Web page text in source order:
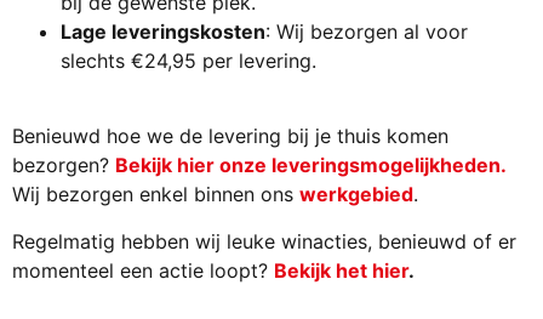
Lage leveringskosten: Wij bezorgen al voor
slechts €24,95 per levering.
Benieuwd hoe we de levering bij je thuis komen
bezorgen? Bekijk hier onze leveringsmogelijkheden.
Wij bezorgen enkel binnen ons werkgebied.
Regelmatig hebben wij leuke winacties, benieuwd of er
momenteel een actie loopt? Bekijk het hier.